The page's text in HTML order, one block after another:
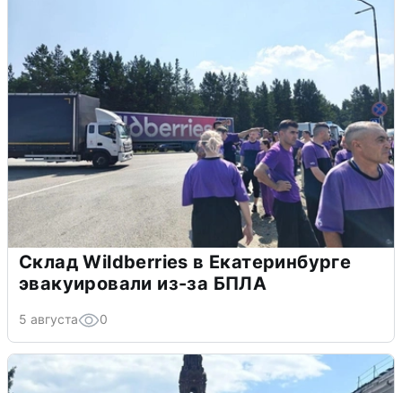
Склад Wildberries в Екатеринбурге
эвакуировали из-за БПЛА
5 августа 0